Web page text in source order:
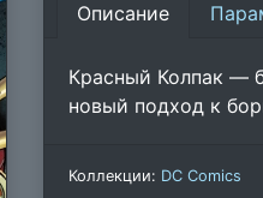
Описание
Красный Колпак —
новый подход к
Коллекции: DC Comics